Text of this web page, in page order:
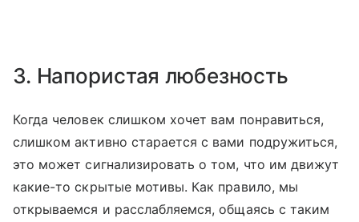
3. Напористая любезность
Когда человек слишком хочет вам понравиться,
слишком активно старается с вами подружиться,
это может сигнализировать о том, что им движут
какие-то скрытые мотивы. Как правило, мы
открываемся и расслабляемся, общаясь с таким